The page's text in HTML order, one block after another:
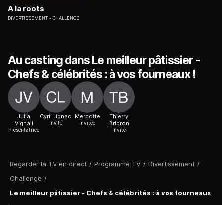
Regarder la TV en direct / Programme TV / Divertissement /
Challenge /
Le meilleur pâtissier - Chefs & célébrités : à vos fourneaux
A la roots
DIVERTISSEMENT CHALLENGE
Au casting dans Le meilleur pâtissier -
Chefs & célébrités : à vos fourneaux !
Julia
Vignali
Présentatrice
Cyril Lignac
Invité
Mercotte
Invitée
Thierry
Bridron
Invité